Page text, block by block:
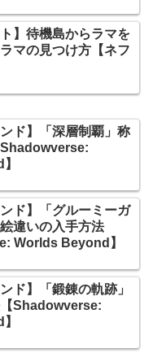
】待機島からラマを
マの見つけ方【ネフ
ンド】「深層制覇」称
ンド】「グルーミーガ
違いの入手方法
Worlds Beyond】
ド】「鍛錬の軌跡」
Shadowverse: